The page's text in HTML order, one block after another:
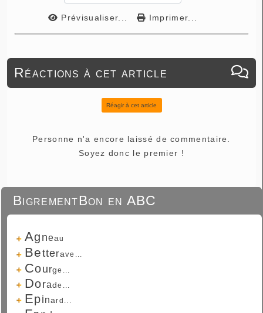
BigrementBon en ABC
Ag neau
Betterave...
Courge...
Dorade...
Epinard...
Prévisualiser... Imprimer...
Réactions à cet article
Réagir à cet article
Personne n'a encore laissé de commentaire.
Soyez donc le premier !